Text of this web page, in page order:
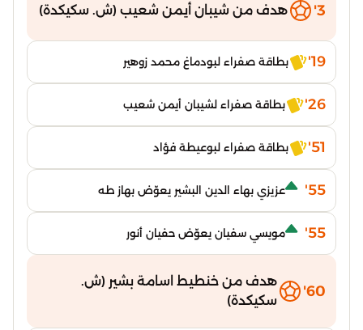
3' هدف من شيبان أيمن شعيب (ش. سكيكدة)
19' بطاقة صفراء لبودماغ محمد زوهير
26' بطاقة صفراء لشيبان أيمن شعيب
51' بطاقة صفراء لبوعيطة فؤاد
55' عزيزي بهاء الدين البشير يعوّض بهاز طه
55' مويسي سفيان يعوّض حفيان أنور
60'
هدف من خنطيط اسامة بشير (ش.
سكيكدة)